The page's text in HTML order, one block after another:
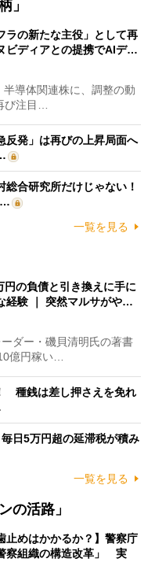
」
ラの新たな主役」として再
ディアとの提携でAIデ…
導体関連株に、調整の動
び注目…
反発」は再びの上昇局面へ
総合研究所だけじゃない！
…
一覧を見る
円の負債と引き換えに手に
経験 ｜ 突然マルサがや…
ダー・磯貝清明氏の著書
億円稼い…
種銭は差し押さえを免れ
日5万円超の延滞税が積み
一覧を見る
の活路」
止めはかかるか？】警察庁
察組織の構造改革」 実